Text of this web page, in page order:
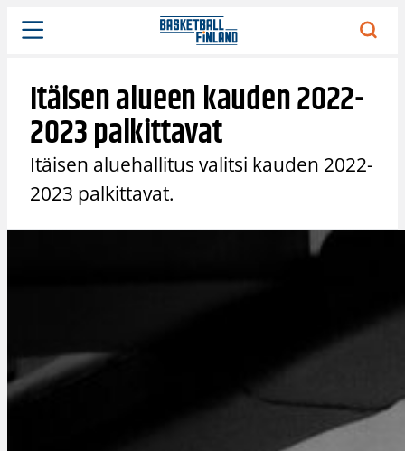
Siirry
sisältöön
Itäisen alueen kauden 2022-
2023 palkittavat
Itäisen aluehallitus valitsi kauden 2022-
2023 palkittavat.